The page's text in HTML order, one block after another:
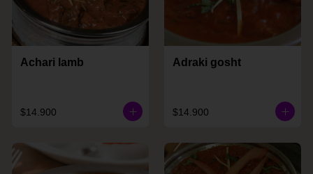
Achari lamb
$14.900
Adraki gosht
$14.900